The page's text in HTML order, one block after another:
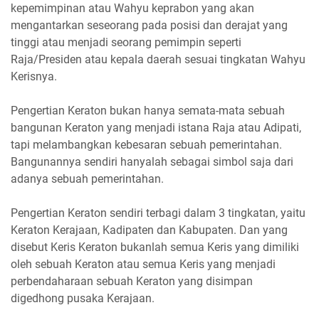
kepemimpinan atau Wahyu keprabon yang akan
mengantarkan seseorang pada posisi dan derajat yang
tinggi atau menjadi seorang pemimpin seperti
Raja/Presiden atau kepala daerah sesuai tingkatan Wahyu
Kerisnya.
Pengertian Keraton bukan hanya semata-mata sebuah
bangunan Keraton yang menjadi istana Raja atau Adipati,
tapi melambangkan kebesaran sebuah pemerintahan.
Bangunannya sendiri hanyalah sebagai simbol saja dari
adanya sebuah pemerintahan.
Pengertian Keraton sendiri terbagi dalam 3 tingkatan, yaitu
Keraton Kerajaan, Kadipaten dan Kabupaten. Dan yang
disebut Keris Keraton bukanlah semua Keris yang dimiliki
oleh sebuah Keraton atau semua Keris yang menjadi
perbendaharaan sebuah Keraton yang disimpan
digedhong pusaka Kerajaan.